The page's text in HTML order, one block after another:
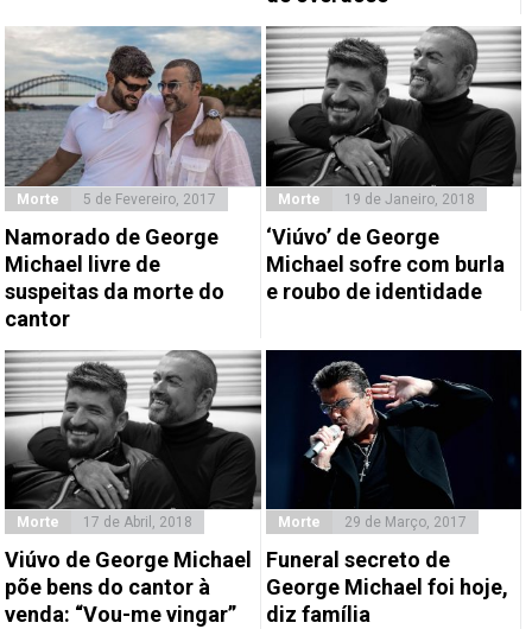
Morte 5 de Fevereiro, 2017
Namorado de George
Michael livre de
suspeitas da morte do
cantor
Morte 19 de Janeiro, 2018
‘Viúvo’ de George
Michael sofre com burla
e roubo de identidade
Morte 17 de Abril, 2018
Viúvo de George Michael
põe bens do cantor à
venda: “Vou-me vingar”
Morte 29 de Março, 2017
Funeral secreto de
George Michael foi hoje,
diz família